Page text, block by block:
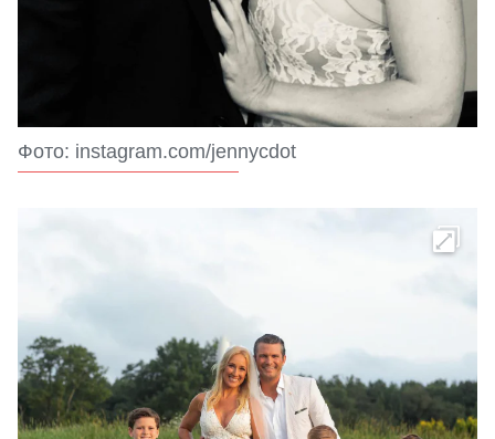
Фото: instagram.com/jennycdot